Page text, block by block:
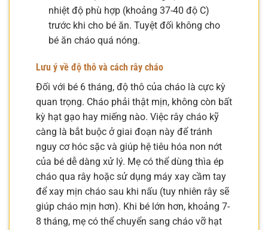
nhiệt độ phù hợp (khoảng 37-40 độ C)
trước khi cho bé ăn. Tuyệt đối không cho
bé ăn cháo quá nóng.
Lưu ý về độ thô và cách rây cháo
Đối với bé 6 tháng, độ thô của cháo là cực kỳ
quan trọng. Cháo phải thật mịn, không còn bất
kỳ hạt gạo hay miếng nào. Việc rây cháo kỹ
càng là bắt buộc ở giai đoạn này để tránh
nguy cơ hóc sặc và giúp hệ tiêu hóa non nớt
của bé dễ dàng xử lý. Mẹ có thể dùng thìa ép
cháo qua rây hoặc sử dụng máy xay cầm tay
để xay mịn cháo sau khi nấu (tuy nhiên rây sẽ
giúp cháo mịn hơn). Khi bé lớn hơn, khoảng 7-
8 tháng, mẹ có thể chuyển sang cháo vỡ hạt